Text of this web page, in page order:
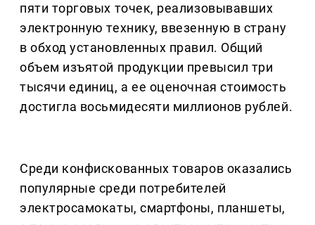
пяти торговых точек, реализовывавших
электронную технику, ввезенную в страну
в обход установленных правил. Общий
объем изъятой продукции превысил три
тысячи единиц, а ее оценочная стоимость
достигла восьмидесяти миллионов рублей.
Среди конфискованных товаров оказались
популярные среди потребителей
электросамокаты, смартфоны, планшеты,